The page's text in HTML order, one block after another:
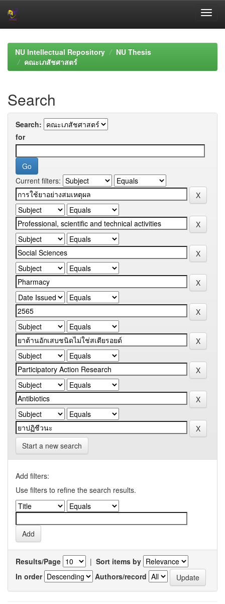
navigationNU Intellectual Repository
NU Thesis
คณะเภสัชศาสตร์
Search
Search:
for
Current filters:
Start a new search
Add filters:
Use filters to refine the search results.
Results/Page | Sort items by
In order
Authors/record